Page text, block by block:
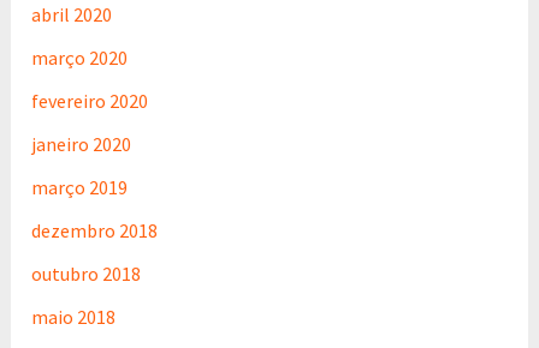
abril 2020
março 2020
fevereiro 2020
janeiro 2020
março 2019
dezembro 2018
outubro 2018
maio 2018